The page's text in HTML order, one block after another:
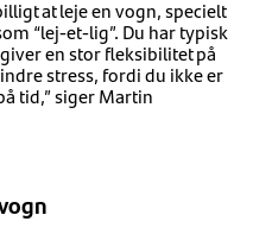
at leje en vogn, specielt
“lej-et-lig”. Du har typisk
en stor fleksibilitet på
stress, fordi du ikke er
tid,” siger Martin